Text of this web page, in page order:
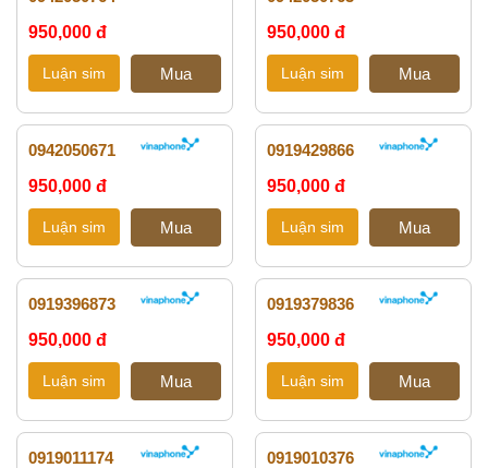
950,000 đ
950,000 đ
0942050671
950,000 đ
0919429866
950,000 đ
0919396873
950,000 đ
0919379836
950,000 đ
0919011174
0919010376